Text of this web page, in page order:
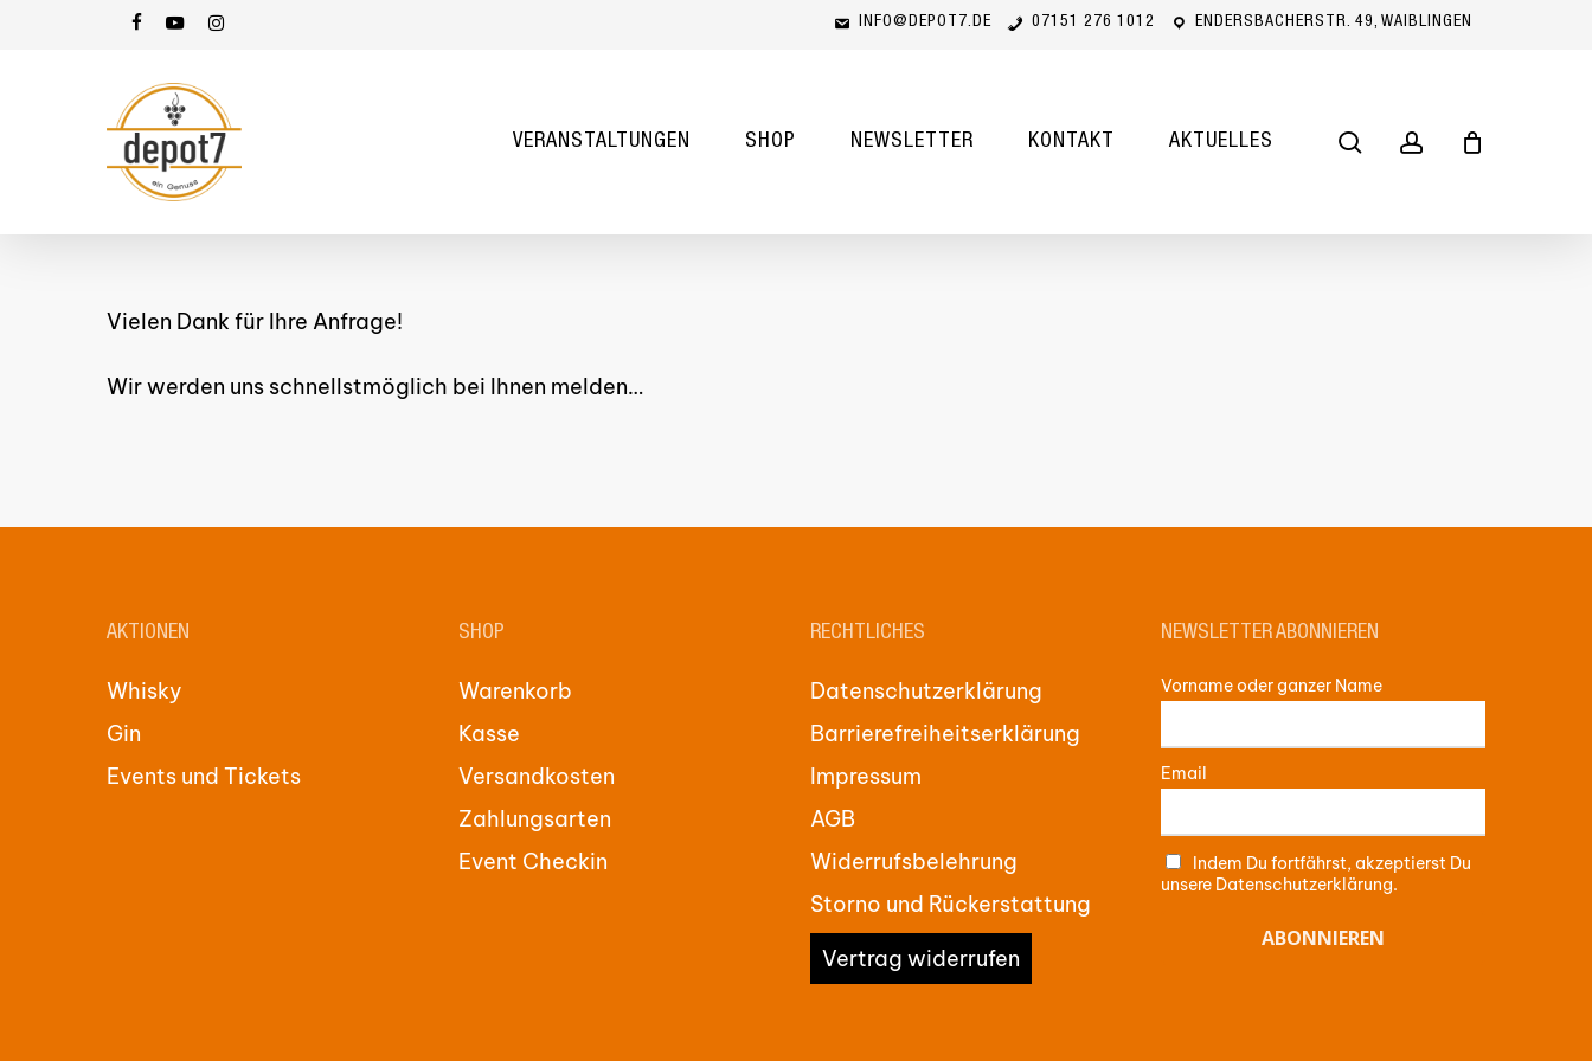
facebookyoutube instagram INFO@DEPOT7.DE 07151 276 1012 ENDERSBACHERSTR. 49, WAIBLINGEN
VERANSTALTUNGEN SHOP NEWSLETTER KONTAKT AKTUELLES search account
Warenkorb.
Vielen Dank für Ihre Anfrage!
Wir werden uns schnellstmöglich bei Ihnen melden…
AKTIONEN
Whisky
Gin
Events und Tickets
SHOP
Warenkorb
Kasse
Versandkosten
Zahlungsarten
Event Checkin
RECHTLICHES
Datenschutzerklärung
Barrierefreiheitserklärung
Impressum
AGB
Widerrufsbelehrung
Storno und Rückerstattung
Vertrag widerrufen
NEWSLETTER ABONNIEREN
Vorname oder ganzer Name
Email
Indem Du fortfährst, akzeptierst Du
unsere Datenschutzerklärung.